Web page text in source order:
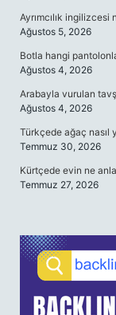
Ayrımcılık ingilizcesi
Ağustos 5, 2026
Botla hangi
Ağustos 4, 2026
Arabayla vurulan
Ağustos 4, 2026
Türkçede ağaç nasıl
Temmuz 30, 2026
Kürtçede evin ne
Temmuz 27, 2026